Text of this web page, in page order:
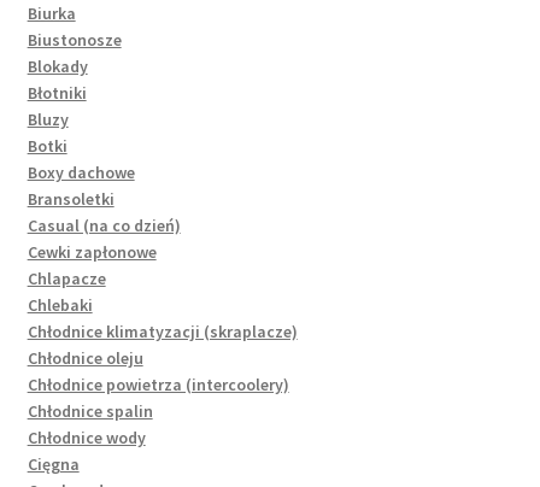
Biurka
Biustonosze
Blokady
Błotniki
Bluzy
Botki
Boxy dachowe
Bransoletki
Casual (na co dzień)
Cewki zapłonowe
Chlapacze
Chlebaki
Chłodnice klimatyzacji (skraplacze)
Chłodnice oleju
Chłodnice powietrza (intercoolery)
Chłodnice spalin
Chłodnice wody
Cięgna